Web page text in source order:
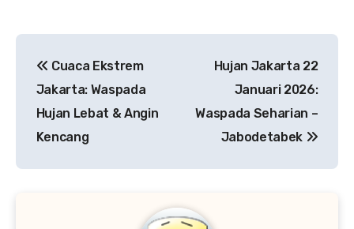
pos
Cuaca Ekstrem
Jakarta: Waspada
Hujan Lebat & Angin
Kencang
Hujan Jakarta 22
Januari 2026:
Waspada Seharian –
Jabodetabek